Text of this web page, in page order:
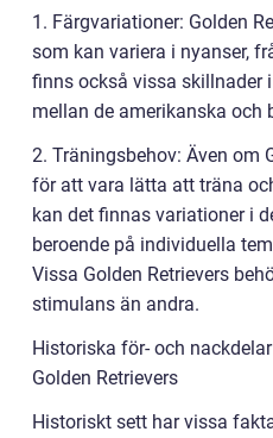
1. Färgvariationer: Golden
som kan variera i nyanser,
finns också vissa skillnader
mellan de amerikanska och
2. Träningsbehov: Även om
för att vara lätta att träna
kan det finnas variationer i
beroende på individuella
Vissa Golden Retrievers
stimulans än andra.
Historiska för- och
Golden Retrievers
Historiskt sett har vissa